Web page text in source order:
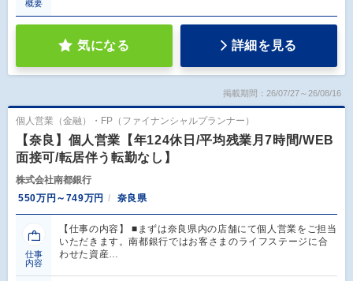
概要
気になる 詳細を見る
掲載期間：26/07/27～26/08/16
個人営業（金融）・FP（ファイナンシャルプランナー）
【奈良】個人営業【年124休日/平均残業月7時間/WEB
面接可/転居伴う転勤なし】
株式会社南都銀行
550万円～749万円
奈良県
仕事
内容
【仕事の内容】 ■まずは奈良県内の店舗にて個人営業をご担当
いただきます。南都銀行ではお客さまのライフステージに合
わせた資産…